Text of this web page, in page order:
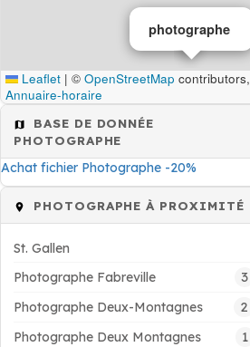
photographe
Leaflet | © OpenStreetMap contributors,
Annuaire-horaire
BASE DE DONNÉE
PHOTOGRAPHE
Achat fichier Photographe -20%
PHOTOGRAPHE À PROXIMITÉ
St. Gallen
Photographe Fabreville
3
Photographe Deux-Montagnes 2
Photographe Deux Montagnes 1